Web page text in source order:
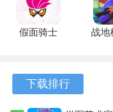
孢子模拟器怎
倾向。
假面骑士
安卓版
战地
下载排行